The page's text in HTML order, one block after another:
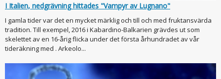
I Italien, nedgrävning hittades "Vampyr av Lugnano"
I gamla tider var det en mycket märklig och till och med fruktansvärda
tradition. Till exempel, 2016 i Kabardino-Balkarien grävdes ut som
skelettet av en 16-årig flicka under det första århundradet av vår
tideräkning med . Arkeolo...